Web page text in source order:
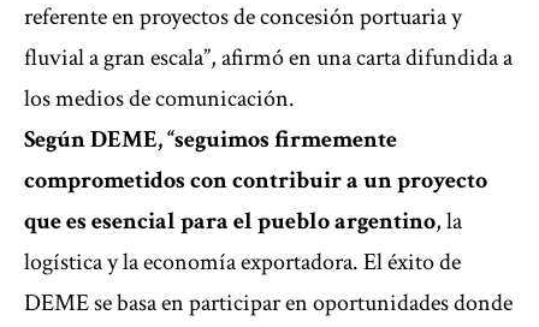
referente en proyectos de concesión portuaria y
fluvial a gran escala”, afirmó en una carta difundida a
los medios de comunicación.
Según DEME, “seguimos firmemente
comprometidos con contribuir a un proyecto
que es esencial para el pueblo argentino, la
logística y la economía exportadora. El éxito de
DEME se basa en participar en oportunidades donde